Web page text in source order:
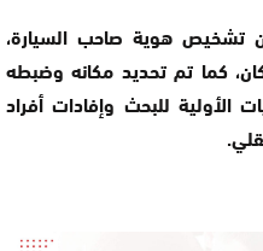
تشخيص هوية صاحب السيارة،
كما تم تحديد مكانه وضبطه
الأولية للبحث وإفادات أفراد